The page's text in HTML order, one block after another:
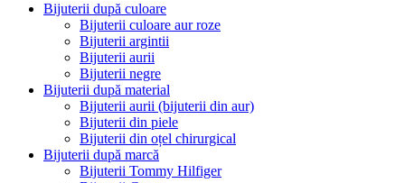
Bijuterii după culoare
Bijuterii culoare aur roze
Bijuterii argintii
Bijuterii aurii
Bijuterii negre
Bijuterii după material
Bijuterii aurii (bijuterii din aur)
Bijuterii din piele
Bijuterii din oțel chirurgical
Bijuterii după marcă
Bijuterii Tommy Hilfiger